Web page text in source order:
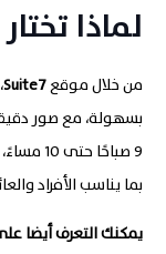
لماذا تختار
من خلال موقع Suite7
بسهولة، مع صور
9
بما يناسب الأفراد
يمكنك التعرف أيضا